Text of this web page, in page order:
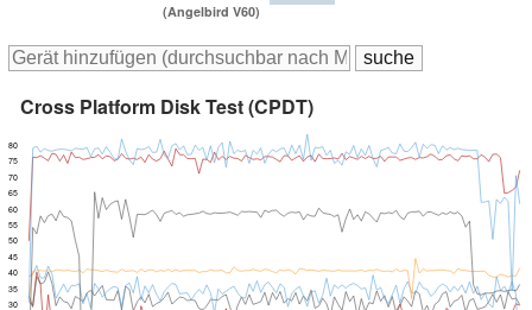
(Angelbird V60)
Cross Platform Disk Test (CPDT)
30
35
40
45
50
55
60
65
70
75
80